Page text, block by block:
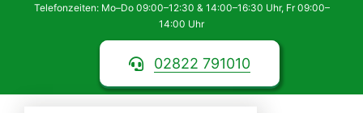
Telefonzeiten: Mo–Do 09:00–12:30 & 14:00–16:30 Uhr, Fr 09:00–
14:00 Uhr
02822 791010